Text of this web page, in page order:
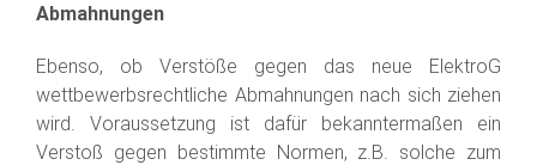
Abmahnungen
Ebenso, ob Verstöße gegen das neue ElektroG
wettbewerbsrechtliche Abmahnungen nach sich ziehen
wird. Voraussetzung ist dafür bekanntermaßen ein
Verstoß gegen bestimmte Normen, z.B. solche zum